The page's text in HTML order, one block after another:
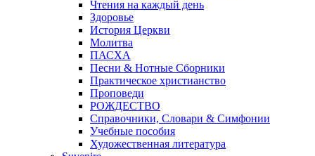
Чтения на каждый день
Здоровье
История Церкви
Молитва
ПАСХА
Песни & Нотные Сборники
Практическое христианство
Проповеди
РОЖДЕСТВО
Справочники, Словари & Симфонии
Учебные пособия
Художественная литература